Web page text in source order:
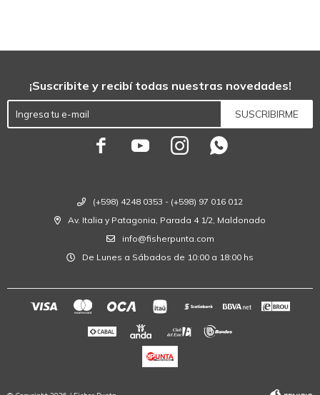
(+598) 4248 0353 - (+598) 97 016 012
Av. Italia y Patagonia, Parada 4 1/2, Maldonado
info@fisherpunta.com
De Lunes a Sábados de 10:00 a 18:00 hs
¡Suscribite y recibí todas nuestras novedades!
SUSCRIBIRME
   